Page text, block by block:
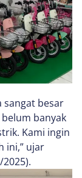
sangat besar
banyak
Kami ingin
ini,” ujar